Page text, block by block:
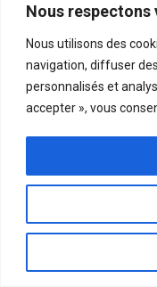
Nous respectons
Nous utilisons des
navigation, diffuser
personnalisés et
accepter », vous